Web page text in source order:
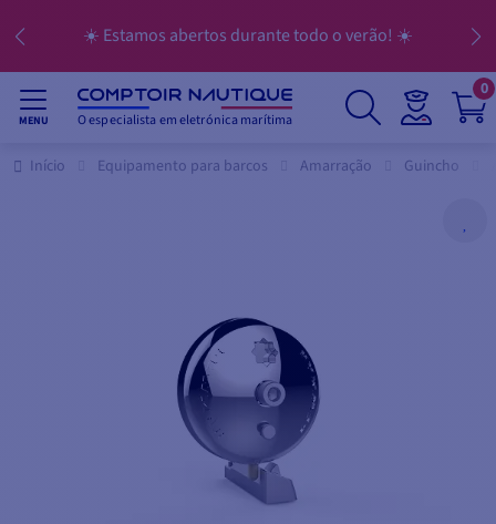
☀️ Estamos abertos durante todo o verão! ☀️
MENU O especialista em eletrónica marítima
0
Início Equipamento para barcos Amarração Guincho